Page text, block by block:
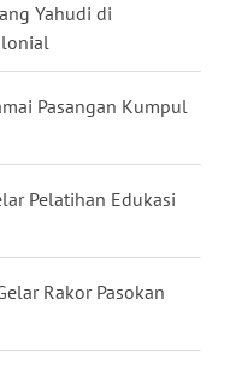
Yahudi di
Pasangan Kumpul
Pelatihan Edukasi
Rakor Pasokan